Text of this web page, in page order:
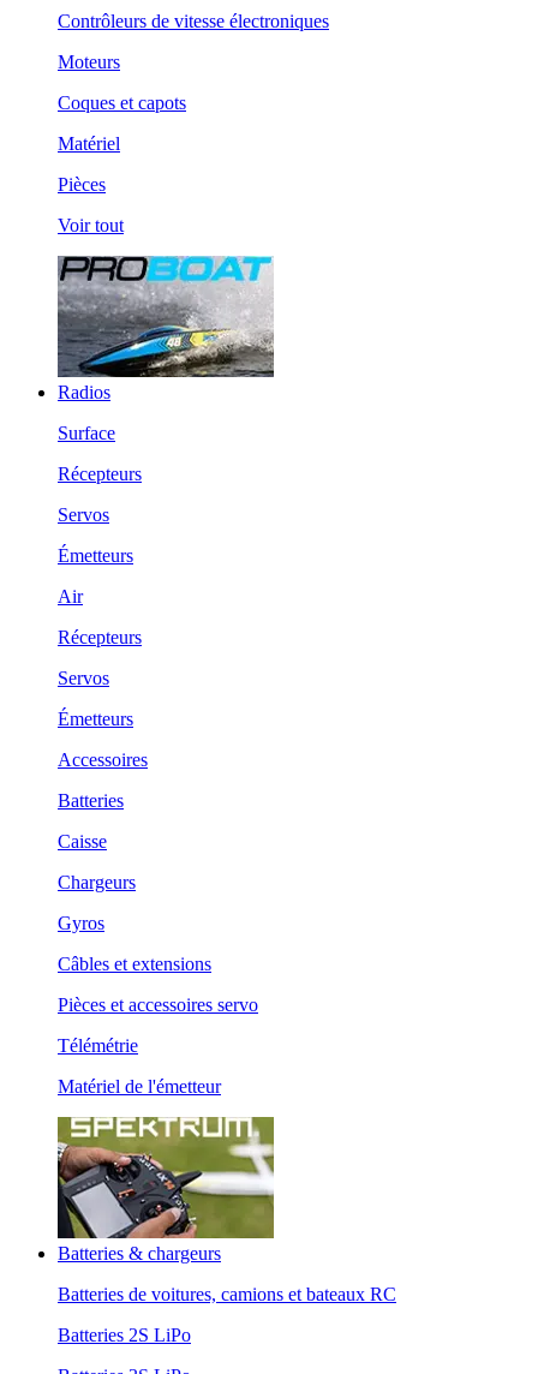
Contrôleurs de vitesse électroniques
Moteurs
Coques et capots
Matériel
Pièces
Voir tout
Radios
Surface
Récepteurs
Servos
Émetteurs
Air
Récepteurs
Servos
Émetteurs
Accessoires
Batteries
Caisse
Chargeurs
Gyros
Câbles et extensions
Pièces et accessoires servo
Télémétrie
Matériel de l'émetteur
Batteries & chargeurs
Batteries de voitures, camions et bateaux RC
Batteries 2S LiPo